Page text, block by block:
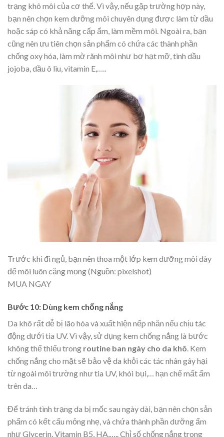
trạng khô môi của cơ thể. Vì vậy, nếu gặp trường hợp này,
bạn nên chọn kem dưỡng môi chuyên dụng được làm từ dầu
hoặc sáp có khả năng cấp ẩm, làm mềm môi. Ngoài ra, bạn
cũng nên ưu tiên chọn sản phẩm có chứa các thành phần
chống oxy hóa, làm mờ rãnh môi như bơ hạt mỡ, tinh dầu
jojoba, dầu ô liu, vitamin E,…..
Trước khi đi ngủ, bạn nên thoa một lớp kem dưỡng môi dày
để môi luôn căng mọng (Nguồn: pixelshot)
MUA NGAY
Bước 10: Dùng kem chống nắng
Da khô rất dễ bị lão hóa và xuất hiện nếp nhăn nếu chịu tác
động dưới tia UV. Vì vậy, sử dụng kem chống nắng là bước
không thể thiếu trong routine ban ngày cho da khô. Kem
chống nắng cho mặt sẽ bảo vệ da khỏi các tác nhân gây hại
từ ngoài môi trường như tia UV, khói bụi,… hạn chế mất ẩm
trên da…
Để tránh tình trạng da bị mốc sau ngày dài, bạn nên chọn sản
phẩm có kết cấu mỏng nhẹ, và chứa thành phần dưỡng ẩm
như Glycerin, Vitamin B5, HA,….. Chỉ số chống nắng trong